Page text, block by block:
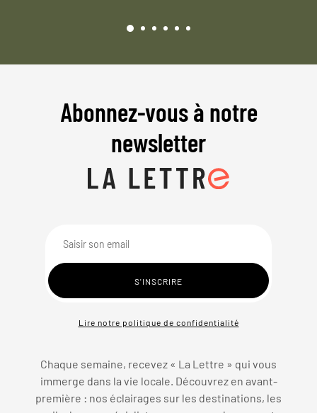
Abonnez-vous à notre
newsletter
Lire notre politique de confidentialité
Chaque semaine, recevez « La Lettre » qui vous
immerge dans la vie locale. Découvrez en avant-
première : nos éclairages sur les destinations, les